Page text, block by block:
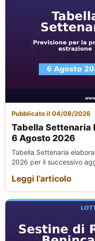
Pubblicato il 04/08/2026
Tabella Settenaria
6 Agosto 2026
Tabella Settenaria
2026 per il successivo
Leggi l’articolo